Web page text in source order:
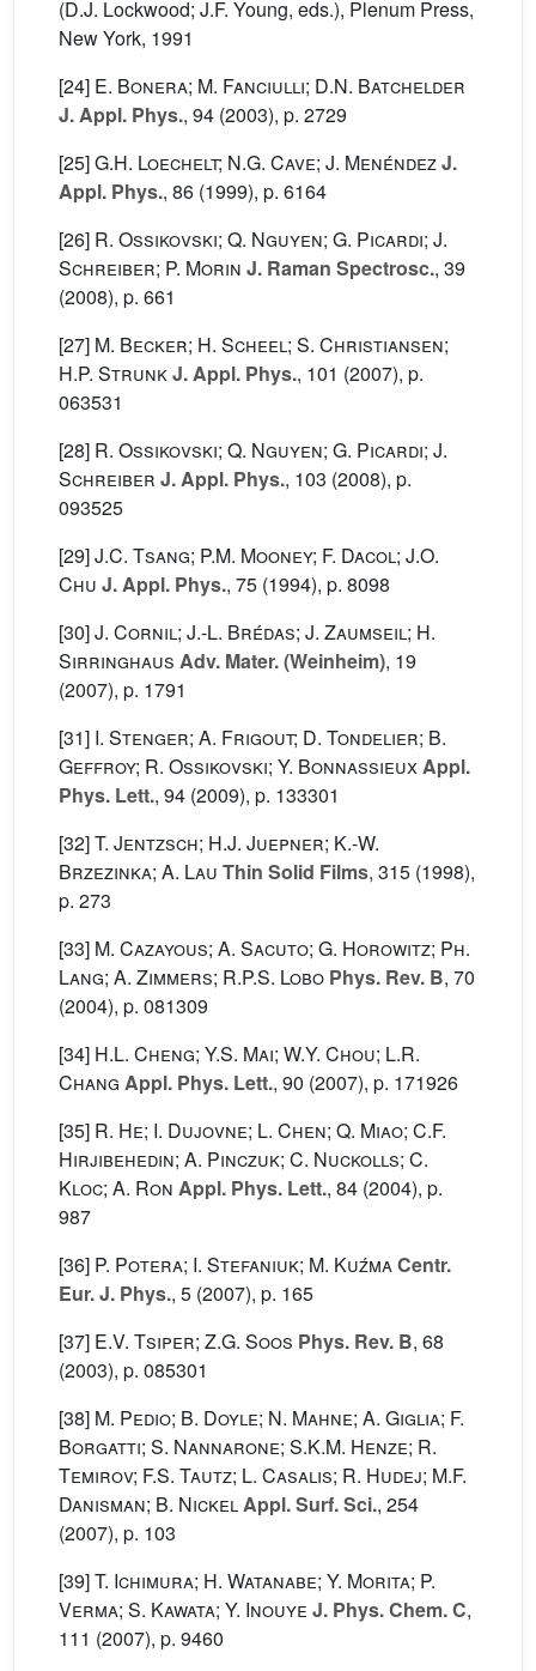
(D.J. Lockwood; J.F. Young, eds.), Plenum Press,
New York, 1991
[24] E. Bonera; M. Fanciulli; D.N. Batchelder
J. Appl. Phys., 94 (2003), p. 2729
[25]G.H. Loechelt; N.G. Cave; J. MenéndezJ.
Appl. Phys., 86 (1999), p. 6164
[26] R. Ossikovski; Q. Nguyen; G. Picardi; J.
Schreiber; P. Morin J. Raman Spectrosc., 39
(2008), p. 661
[27] M. Becker; H. Scheel; S. Christiansen;
H.P. StrunkJ. Appl. Phys., 101 (2007), p.
063531
[28] R. Ossikovski; Q. Nguyen; G. Picardi; J.
Schreiber J. Appl. Phys., 103 (2008), p.
093525
[29]J.C. Tsang; P.M. Mooney; F. Dacol; J.O.
Chu J. Appl. Phys., 75 (1994), p. 8098
[30]J. Cornil; J.-L. Brédas; J. Zaumseil; H.
Sirringhaus Adv. Mater. (Weinheim), 19
(2007), p. 1791
[31] I. Stenger; A. Frigout; D. Tondelier; B.
Geffroy; R. Ossikovski; Y. BonnassieuxAppl.
Phys. Lett., 94 (2009), p. 133301
[32]T. Jentzsch; H.J. Juepner; K.-W.
Brzezinka; A. Lau Thin Solid Films, 315 (1998),
p. 273
[33] M. Cazayous; A. Sacuto; G. Horowitz; Ph.
Lang; A. Zimmers; R.P.S. Lobo Phys. Rev. B, 70
(2004), p. 081309
[34] H.L. Cheng; Y.S. Mai; W.Y. Chou; L.R.
Chang Appl. Phys. Lett., 90 (2007), p. 171926
[35] R. He; I. Dujovne; L. Chen; Q. Miao; C.F.
Hirjibehedin; A. Pinczuk; C. Nuckolls; C.
Kloc; A. Ron Appl. Phys. Lett., 84 (2004), p.
987
[36] P. Potera; I. Stefaniuk; M. KuźmaCentr.
Eur. J. Phys., 5 (2007), p. 165
[37] E.V. Tsiper; Z.G. Soos Phys. Rev. B, 68
(2003), p. 085301
[38] M. Pedio; B. Doyle; N. Mahne; A. Giglia; F.
Borgatti; S. Nannarone; S.K.M. Henze; R.
Temirov; F.S. Tautz; L. Casalis; R. Hudej; M.F.
Danisman; B. NickelAppl. Surf. Sci., 254
(2007), p. 103
[39]T. Ichimura; H. Watanabe; Y. Morita; P.
Verma; S. Kawata; Y. Inouye J. Phys. Chem. C,
111 (2007), p. 9460